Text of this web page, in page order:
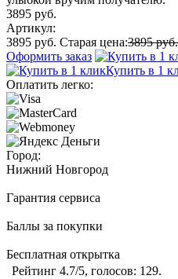
3895 руб.
Артикул:
3895 руб. Старая цена:3895 руб.
Оформить заказ
Купить в 1
Оплатить легко:
Город:
Нижний Новгород
Гарантия сервиса
Баллы за покупки
Бесплатная открытка
Рейтинг 4.7/5, голосов: 129.